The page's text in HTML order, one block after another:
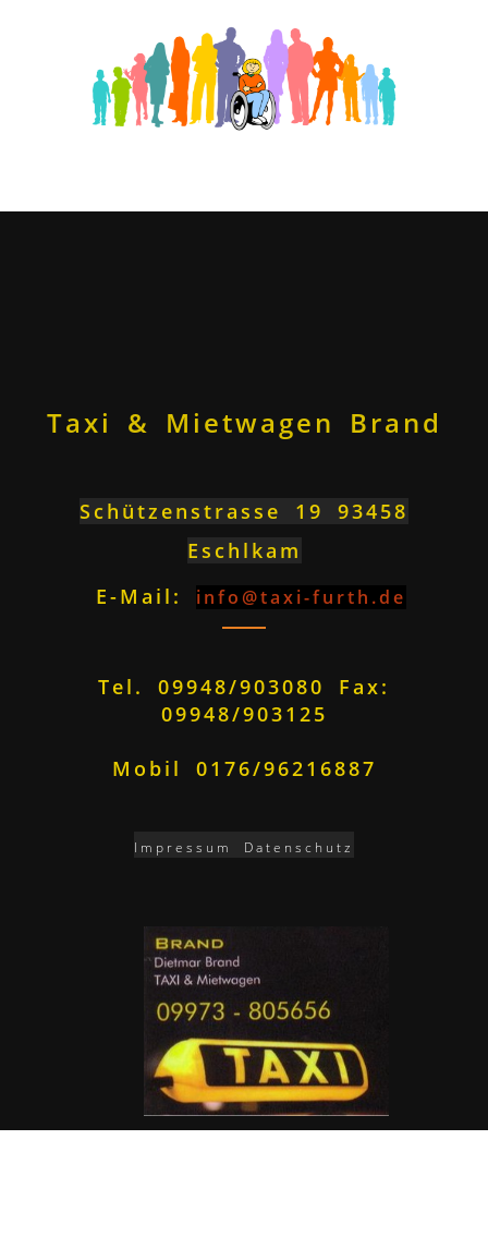
Taxi & Mietwagen Brand
Schützenstrasse 19 93458
Eschlkam
E-Mail: info@taxi-furth.de
Tel. 09948/903080 Fax:
09948/903125
Mobil 0176/96216887
Impressum Datenschutz